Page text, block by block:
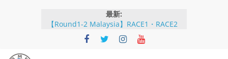
最新:
【Round1-2 Malaysia】RACE1・RACE2
【Round5-6 JAPAN】RACE2
【Round5-6 JAPAN】RACE1・RACE2予選